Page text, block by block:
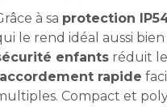
à sa protection
le rend idéal aussi bien
enfants réduit
rapide
Compact et